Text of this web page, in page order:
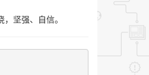
坚强、自信。